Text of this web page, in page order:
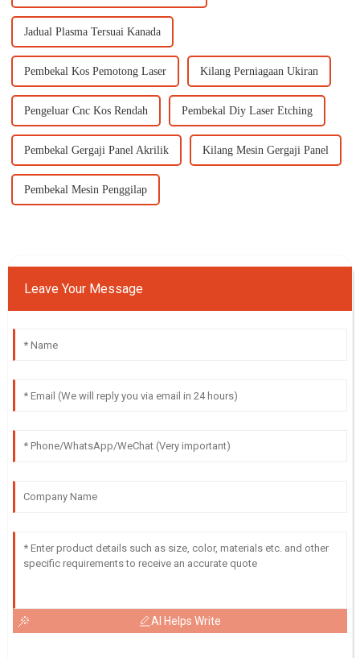
Jadual Plasma Tersuai Kanada
Pembekal Kos Pemotong Laser Kilang Perniagaan Ukiran
Pengeluar Cnc Kos Rendah Pembekal Diy Laser Etching
Pembekal Gergaji Panel Akrilik Kilang Mesin Gergaji Panel
Pembekal Mesin Penggilap
Leave Your Message
AI Helps Write